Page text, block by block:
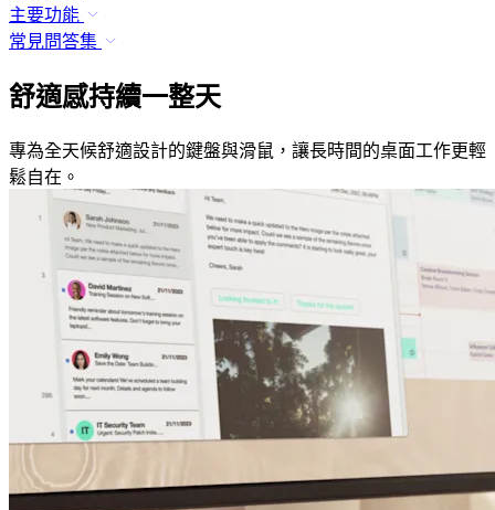
主要功能
常見問答集
舒適感持續一整天
專為全天候舒適設計的鍵盤與滑鼠，讓長時間的桌面工作更輕
鬆自在。